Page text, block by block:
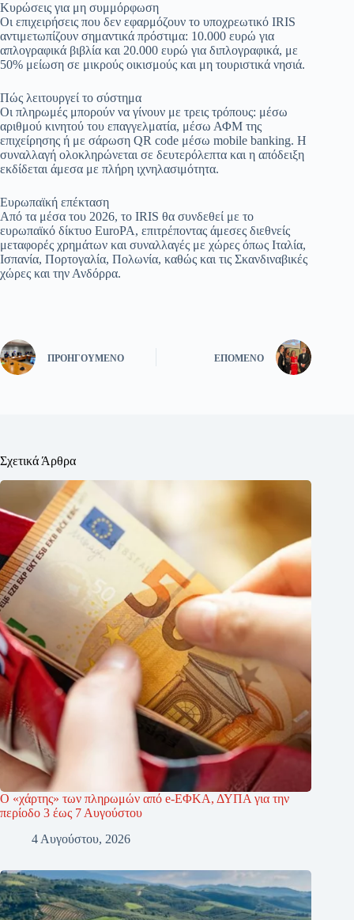
Κυρώσεις για μη συμμόρφωση
Οι επιχειρήσεις που δεν εφαρμόζουν το υποχρεωτικό IRIS
αντιμετωπίζουν σημαντικά πρόστιμα: 10.000 ευρώ για
απλογραφικά βιβλία και 20.000 ευρώ για διπλογραφικά, με
50% μείωση σε μικρούς οικισμούς και μη τουριστικά νησιά.
Πώς λειτουργεί το σύστημα
Οι πληρωμές μπορούν να γίνουν με τρεις τρόπους: μέσω
αριθμού κινητού του επαγγελματία, μέσω ΑΦΜ της
επιχείρησης ή με σάρωση QR code μέσω mobile banking. Η
συναλλαγή ολοκληρώνεται σε δευτερόλεπτα και η απόδειξη
εκδίδεται άμεσα με πλήρη ιχνηλασιμότητα.
Ευρωπαϊκή επέκταση
Από τα μέσα του 2026, το IRIS θα συνδεθεί με το
ευρωπαϊκό δίκτυο EuroPA, επιτρέποντας άμεσες διεθνείς
μεταφορές χρημάτων και συναλλαγές με χώρες όπως Ιταλία,
Ισπανία, Πορτογαλία, Πολωνία, καθώς και τις Σκανδιναβικές
χώρες και την Ανδόρρα.
ΠΡΟΗΓΟΎΜΕΝΟ ΕΠΌΜΕΝΟ
Σχετικά Άρθρα
Ο «χάρτης» των πληρωμών από e-ΕΦΚΑ, ΔΥΠΑ για την
περίοδο 3 έως 7 Αυγούστου
4 Αυγούστου, 2026